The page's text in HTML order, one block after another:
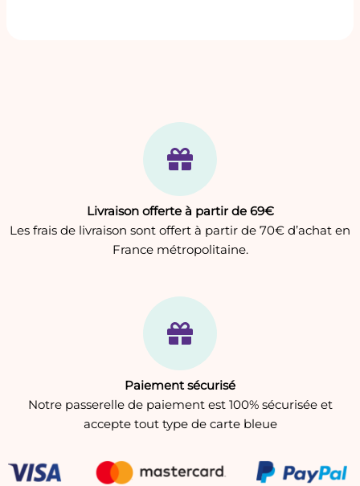
Livraison offerte à partir de 69€
Les frais de livraison sont offert à partir de 70€ d’achat en
France métropolitaine.
Paiement sécurisé
Notre passerelle de paiement est 100% sécurisée et
accepte tout type de carte bleue